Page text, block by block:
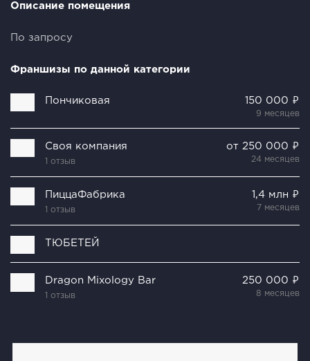
Описание помещения
По запросу
Франшизы по данной категории
Пончиковая 150 000 ₽
9 месяцев
Своя компания
1 отзыв
от 250 000 ₽
24 месяцев
ПиццаФабрика
1 отзыв
1,4 млн ₽
7 месяцев
ТЮБЕТЕЙ
Dragon Mixology Bar
1 отзыв
250 000 ₽
8 месяцев